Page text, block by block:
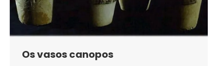
Os vasos canopos